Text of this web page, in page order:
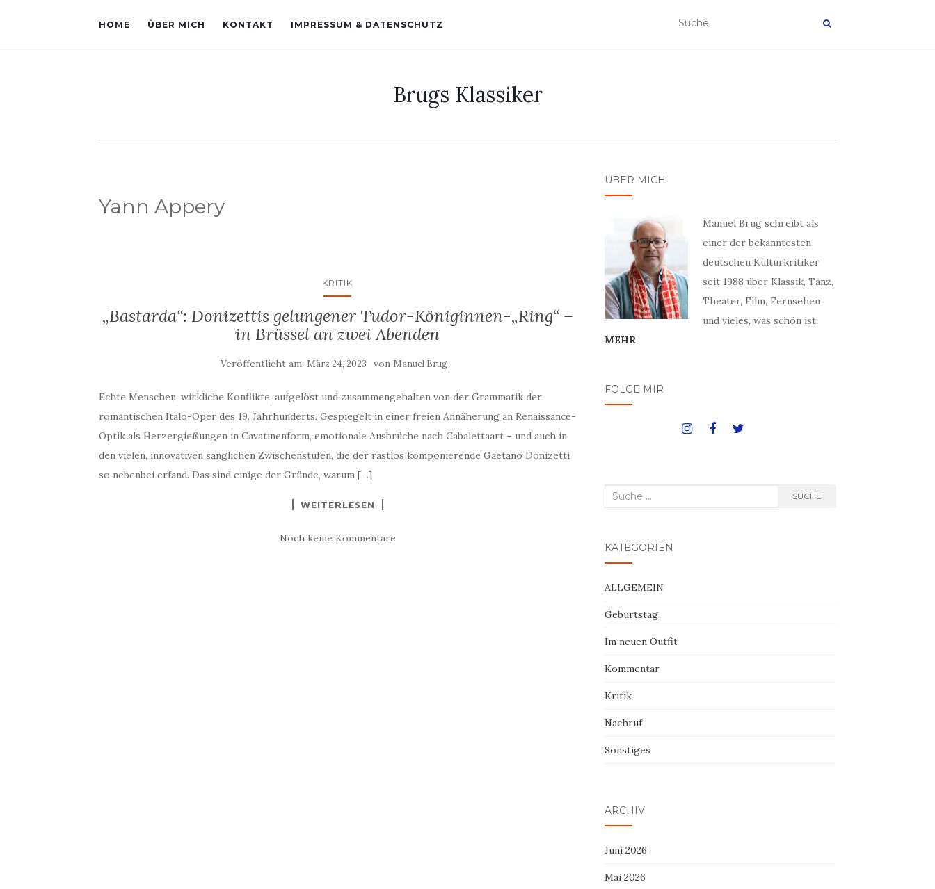
HOME ÜBER MICH KONTAKT IMPRESSUM & DATENSCHUTZ
Brugs Klassiker
Yann Appery
KRITIK
„Bastarda“: Donizettis gelungener Tudor-Königinnen-„Ring“ –
in Brüssel an zwei Abenden
Veröffentlicht am: März 24, 2023 von Manuel Brug
Echte Menschen, wirkliche Konflikte, aufgelöst und zusammengehalten von der Grammatik der
romantischen Italo-Oper des 19. Jahrhunderts. Gespiegelt in einer freien Annäherung an Renaissance-
Optik als Herzergießungen in Cavatinenform, emotionale Ausbrüche nach Cabalettaart ­– und auch in
den vielen, innovativen sanglichen Zwischenstufen, die der rastlos komponierende Gaetano Donizetti
so nebenbei erfand. Das sind einige der Gründe, warum […]
WEITERLESEN
Noch keine Kommentare
ÜBER MICH
Manuel Brug schreibt als
einer der bekanntesten
deutschen Kulturkritiker
seit 1988 über Klassik, Tanz,
Theater, Film, Fernsehen
und vieles, was schön ist.
MEHR
FOLGE MIR
Suche
SUCHE
KATEGORIEN
ALLGEMEIN
Geburtstag
Im neuen Outfit
Kommentar
Kritik
Nachruf
Sonstiges
ARCHIV
Juni 2026
Mai 2026